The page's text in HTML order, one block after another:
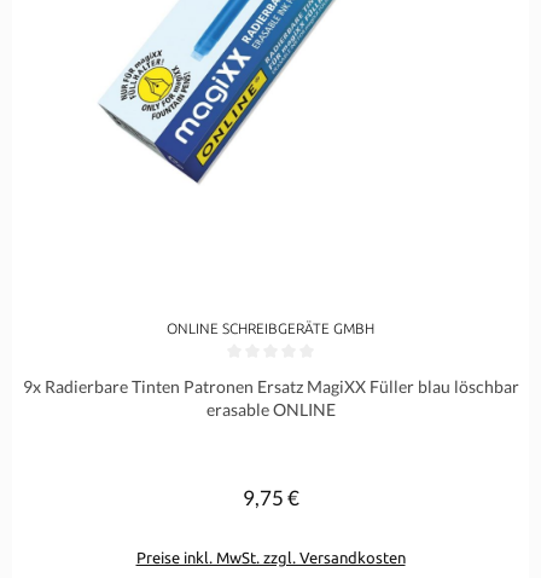
ONLINE SCHREIBGERÄTE GMBH
9x Radierbare Tinten Patronen Ersatz MagiXX Füller blau löschbar
erasable ONLINE
Regulärer Preis:
9,75 €
Preise inkl. MwSt. zzgl. Versandkosten